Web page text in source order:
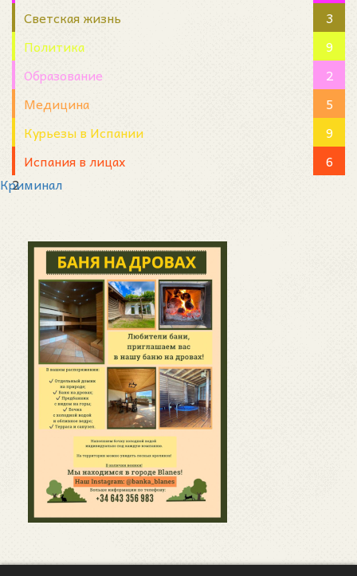
Светская жизнь
3
Политика
9
Образование
2
Медицина
5
Курьезы в Испании
9
Испания в лицах
6
Криминал
2